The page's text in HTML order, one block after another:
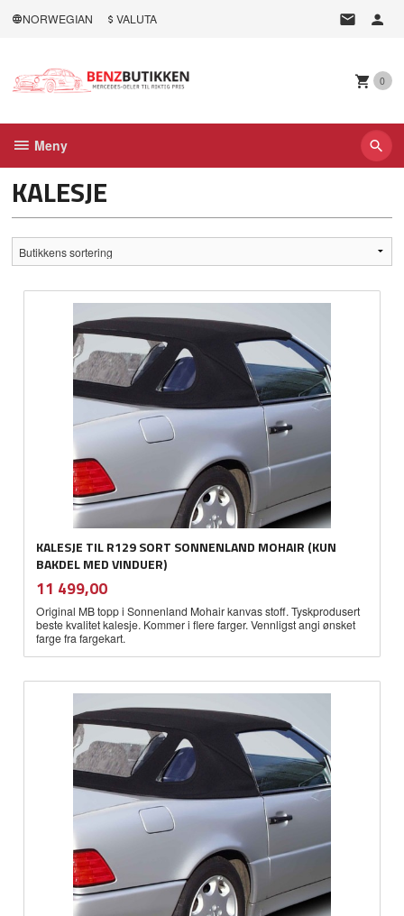
NORWEGIAN VALUTA
0
Meny
KALESJE
KALESJE TIL R129 SORT SONNENLAND MOHAIR (KUN
BAKDEL MED VINDUER)
Pris
11 499,00mva.
Original MB topp i Sonnenland Mohair kanvas stoff. Tyskprodusert
beste kvalitet kalesje. Kommer i flere farger. Vennligst angi ønsket
farge fra fargekart.